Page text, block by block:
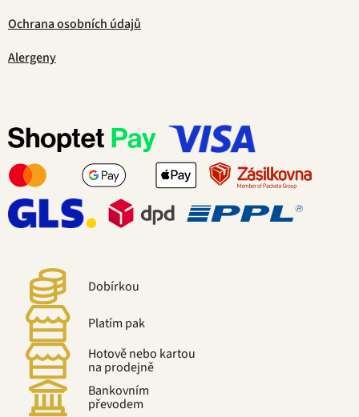
Ochrana osobních údajů
Alergeny
Dobírkou
Platím pak
Hotově nebo kartou
na prodejně
Bankovním
převodem